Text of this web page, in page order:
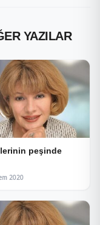
YAZILAR
peşinde
2020